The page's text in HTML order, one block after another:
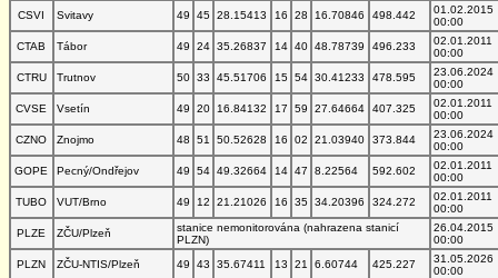
CSVI
Svitavy 49 45 28.15413 16 28 16.70846 498.442
01.02.2015
00:00
CTAB
Tábor 49 24 35.26837 14 40 48.78739 496.233
02.01.2011
00:00
CTRU
Trutnov 50 33 45.51706 15 54 30.41233 478.595
23.06.2024
00:00
CVSE
Vsetín 49 20 16.84132 17 59 27.64664 407.325
02.01.2011
00:00
CZNO
Znojmo 48 51 50.52628 16 02 21.03940 373.844
23.06.2024
00:00
GOPE
Pecný/Ondřejov 49 54 49.32664 14 47 8.22564 592.602
02.01.2011
00:00
TUBO
VUT/Brno 49 12 21.21026 16 35 34.20396 324.272
02.01.2011
00:00
PLZE
ZČU/Plzeň
stanice nemonitorována (nahrazena stanicí
PLZN)
26.04.2015
00:00
PLZN
ZČU-NTIS/Plzeň 49 43 35.67411 13 21 6.60744 425.227
31.05.2026
00:00